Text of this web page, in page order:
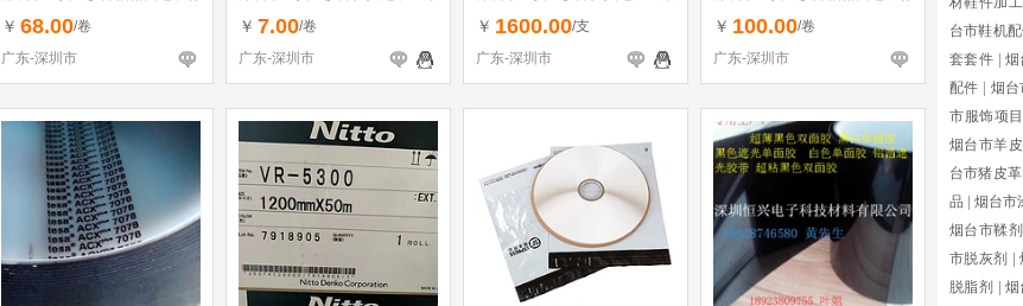
料行
￥ 68.00/卷
广东-深圳市
材料行
￥ 7.00/卷
广东-深圳市
材料行
￥ 1600.00/支
广东-深圳市
料行
￥ 100.00/卷
广东-深圳市
台市鞋机
套套件
烟
配件
烟
市服饰项
烟台市羊
台市猪皮革
品
烟台市
烟台市鞣剂
市脱灰剂
脱脂剂
烟